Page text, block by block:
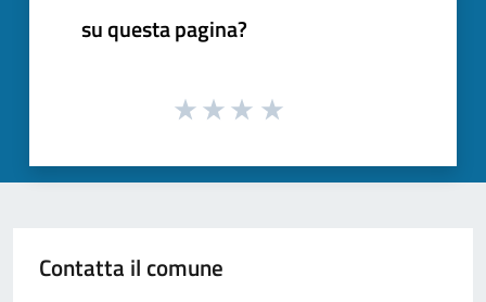
su questa pagina?
Contatta il comune